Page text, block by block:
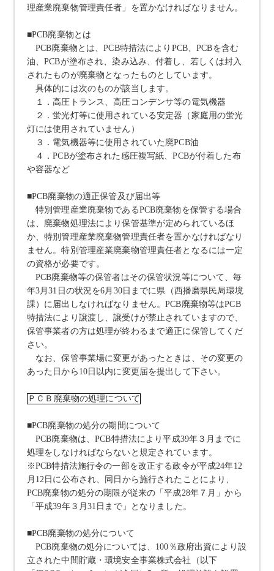
理産業廃棄物管理責任者」を置かなければなりません。
■PCB廃棄物とは
PCB廃棄物とは、PCB特措法により PCB、PCBを含む
油、PCBが塗布され、染み込み、付着し、若しくは封入
されたものが廃棄物となったものとしています。
具体的には次のものが該当します。
１．高圧トランス、高圧コンデンサ等の電気機器
２．蛍光灯等に使用されている安定器（家庭用の蛍光
灯には使用されていません）
３．電気機器等に使用されていた廃PCB油
４．PCBが塗布された感圧複写紙、PCBが付着した布
や容器など
■PCB廃棄物の適正保管及び届出等
特別管理産業廃棄物であるPCB廃棄物を保管する場合
は、廃棄物処理法により保管基準が定められているほ
か、特別管理産業廃棄物管理責任者を置かなければなり
ません。特別管理産業廃棄物管理責任者となるには一定
の資格が必要です。
PCB廃棄物等の保管者はその保管状況等について、毎
年3月31 日の状況を6月 30日までに県（西播磨県民局環境
課）に届出しなければなりません。PCB廃棄物等はPCB
特措法により譲渡し、譲受けが禁止されていますので、
保管事業者の方は処理が終わるまで適正に保管してくだ
さい。
なお、保管事業場に変更があったときは、その変更の
あった日から 10 日以内に変更届を提出して下さい。
ＰＣＢ廃棄物の処理について
■PCB廃棄物の処分の期間について
PCB廃棄物は、PCB特措法により平成39年３月までに
処理をしなければならないと規定されています。
※PCB特措法施行令の一部を改正する政令が平成24年12
月 12 日に公布され、同日から施行されたことにより、
PCB廃棄物の処分の期限が従来の「平成28年７月」から
「平成39年３月 31 日まで」となりました。
■PCB廃棄物の処分について
PCB廃棄物の処分については、 100 ％政府出資により設
立された中間貯蔵・環境安全事業株式会社（以下